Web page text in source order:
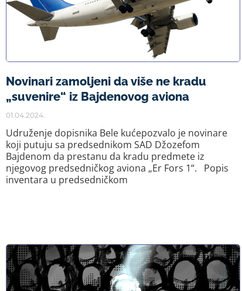
Novinari zamoljeni da više ne kradu
„suvenire“ iz Bajdenovog aviona
01.04.2024.
Udruženje dopisnika Bele kućepozvalo je novinare
koji putuju sa predsednikom SAD Džozefom
Bajdenom da prestanu da kradu predmete iz
njegovog predsedničkog aviona „Er Fors 1“. Popis
inventara u predsedničkom